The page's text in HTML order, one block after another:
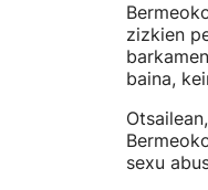
zizkien
baina,
Otsailean,
sexu